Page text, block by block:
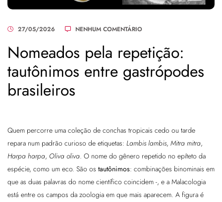
27/05/2026 NENHUM COMENTÁRIO
Nomeados pela repetição:
tautônimos entre gastrópodes
brasileiros
Quem percorre uma coleção de conchas tropicais cedo ou tarde
repara num padrão curioso de etiquetas: Lambis lambis, Mitra mitra,
Harpa harpa, Oliva oliva. O nome do gênero repetido no epíteto da
espécie, como um eco. São os tautônimos: combinações binominais em
que as duas palavras do nome científico coincidem -, e a Malacologia
está entre os campos da zoologia em que mais aparecem. A figura é